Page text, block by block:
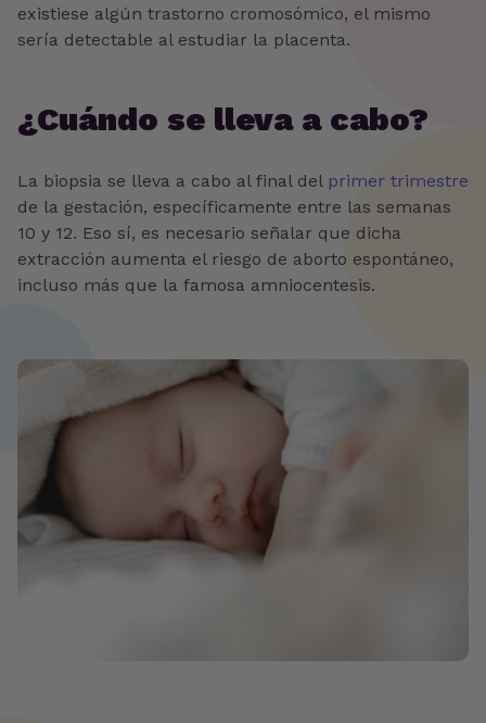
existiese algún trastorno cromosómico, el mismo
sería detectable al estudiar la placenta.
¿Cuándo se lleva a cabo?
La biopsia se lleva a cabo al final del primer trimestre
de la gestación, específicamente entre las semanas
10 y 12. Eso sí, es necesario señalar que dicha
extracción aumenta el riesgo de aborto espontáneo,
incluso más que la famosa amniocentesis.